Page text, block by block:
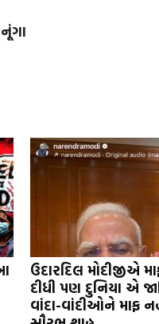
ઉદારદિલ મોદીજીએ
દીધી પણ દુનિયા એ
વાંદા-વાંદીઓને માફ